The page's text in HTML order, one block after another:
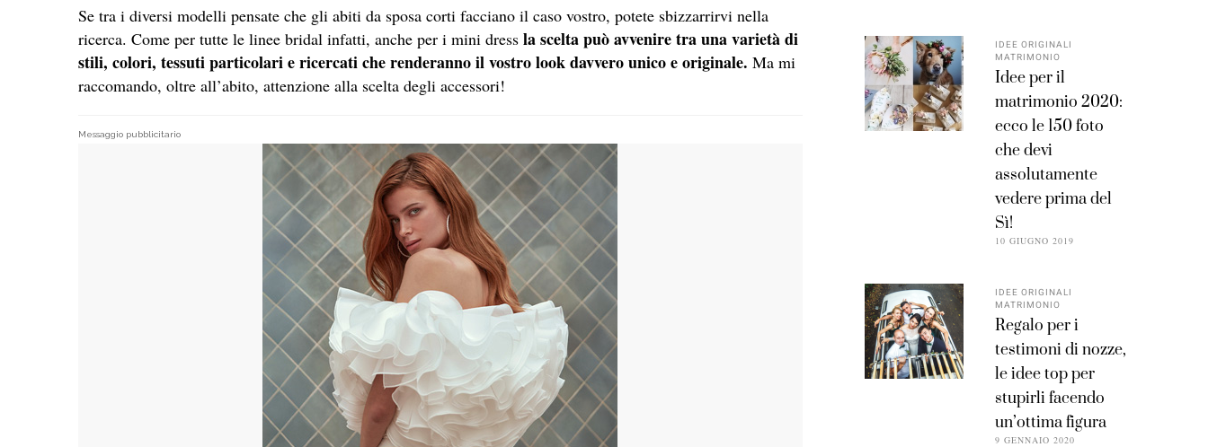
Se tra i diversi modelli pensate che gli abiti da sposa corti facciano il caso vostro, potete sbizzarrirvi nella
ricerca. Come per tutte le linee bridal infatti, anche per i mini dress la scelta può avvenire tra una varietà di
stili, colori, tessuti particolari e ricercati che renderanno il vostro look davvero unico e originale. Ma mi
raccomando, oltre all’abito, attenzione alla scelta degli accessori!
Messaggio pubblicitario
IDEE ORIGINALI
MATRIMONIO
Idee per il
matrimonio 2020:
ecco le 150 foto
che devi
assolutamente
vedere prima del
Sì!
10 GIUGNO 2019
IDEE ORIGINALI
MATRIMONIO
Regalo per i
testimoni di nozze,
le idee top per
stupirli facendo
un’ottima figura
9 GENNAIO 2020